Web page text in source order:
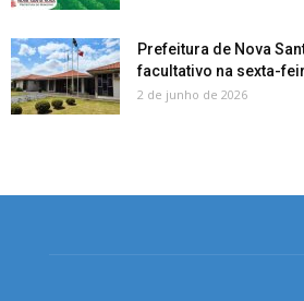
Prefeitura de Nova
facultativo na sexta-
2 de junho de 2026